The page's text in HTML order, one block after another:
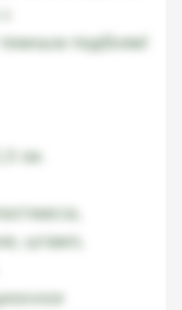
подбоем!
см.
штамп,